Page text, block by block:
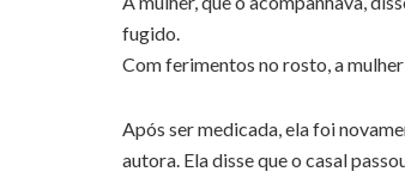
fugido.
Com ferimentos no rosto, a
Após ser medicada, ela foi
autora. Ela disse que o casal